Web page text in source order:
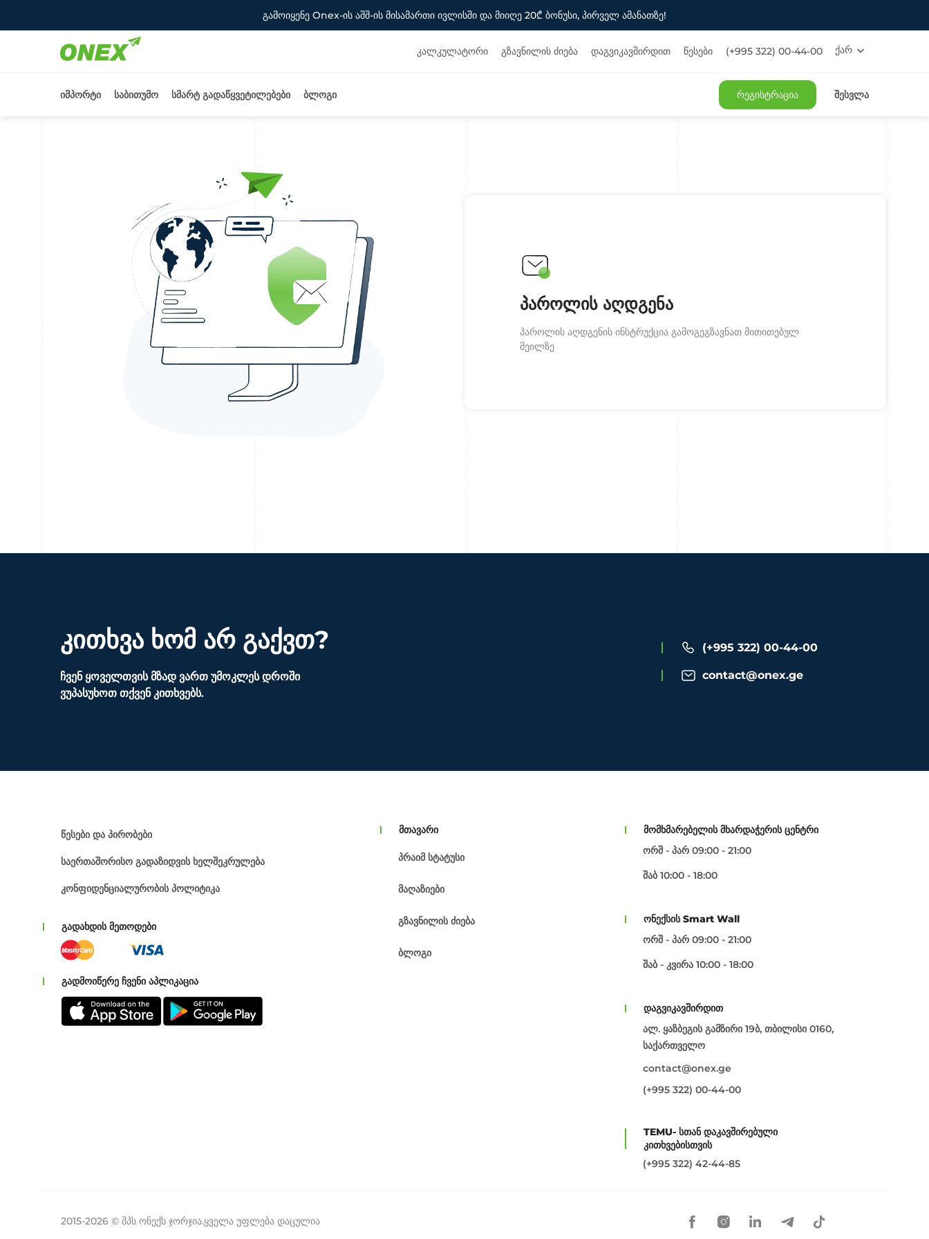
გამოიყენე Onex-ის აშშ-ის მისამართი ივლისში და მიიღე 20₾ ბონუსი, პირველ ამანათზე!
კალკულატორი გზავნილის ძიება დაგვიკავშირდით წესები (+995 322) 00-44-00
ქარ
იმპორტი
საბითუმო სმარტ გადაწყვეტილებები ბლოგი რეგისტრაცია Შესვლა
პაროლის აღდგენა
პაროლის აღდგენის ინსტრუქცია გამოგეგზავნათ მითითებულ
მეილზე
კითხვა ხომ არ გაქვთ?
ჩვენ ყოველთვის მზად ვართ უმოკლეს დროში
ვუპასუხოთ თქვენ კითხვებს.
(+995 322) 00-44-00
contact@onex.ge
Წესები Და Პირობები
Საერთაშორისო Გადაზიდვის Ხელშეკრულება
Კონფიდენციალურობის Პოლიტიკა
გადახდის მეთოდები
გადმოიწერე ჩვენი აპლიკაცია
მთავარი
Პრაიმ Სტატუსი
Მაღაზიები
Გზავნილის Ძიება
Ბლოგი
მომხმარებელის მხარდაჭერის ცენტრი
ორშ - პარ 09:00 - 21:00
შაბ 10:00 - 18:00
ონექსის Smart Wall
ორშ - პარ 09:00 - 21:00
შაბ - კვირა 10:00 - 18:00
დაგვიკავშირდით
ალ. ყაზბეგის გამზირი 19ბ, თბილისი 0160,
საქართველო
contact@onex.ge
(+995 322) 00-44-00
TEMU- სთან დაკავშირებული
კითხვებისთვის
(+995 322) 42-44-85
2015-2026 © შპს ონექს ჯორჯია.ყველა უფლება დაცულია